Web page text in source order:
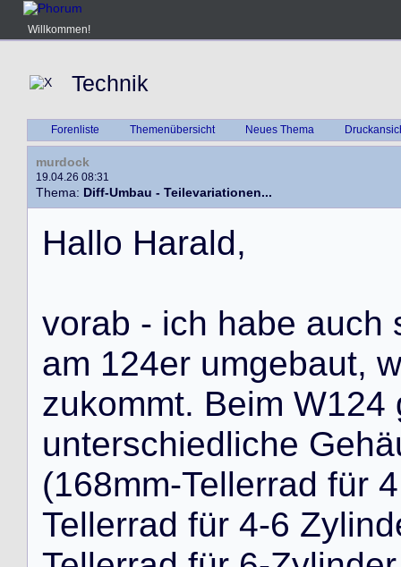
Willkommen!
Technik
Forenliste Themenübersicht Neues Thema
murdock
19.04.26 08:31
Thema: Diff-Umbau - Teilevariationen...
Hallo Harald,
vorab - ich habe auch
am 124er umgebaut, w
zukommt. Beim W124
unterschiedliche Gehä
(168mm-Tellerrad für 4
Tellerrad für 4-6 Zylind